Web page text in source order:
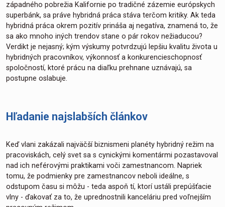
západného pobrežia Kalifornie po tradičné zázemie európskych
superbánk, sa práve hybridná práca stáva terčom kritiky. Ak teda
hybridná práca okrem pozitív prináša aj negatíva, znamená to, že
sa ako mnoho iných trendov stane o pár rokov nežiaducou?
Verdikt je nejasný; kým výskumy potvrdzujú lepšiu kvalitu života u
hybridných pracovníkov, výkonnosť a konkurencieschopnosť
spoločností, ktoré prácu na diaľku prehnane uznávajú, sa
postupne oslabuje.
Hľadanie najslabších článkov
Keď vlani zakázali najväčší biznismeni planéty hybridný režim na
pracoviskách, celý svet sa s cynickými komentármi pozastavoval
nad ich neférovými praktikami voči zamestnancom. Napriek
tomu, že podmienky pre zamestnancov neboli ideálne, s
odstupom času si môžu - teda aspoň tí, ktorí ustáli prepúšťacie
vlny - ďakovať za to, že uprednostnili kanceláriu pred voľnejším